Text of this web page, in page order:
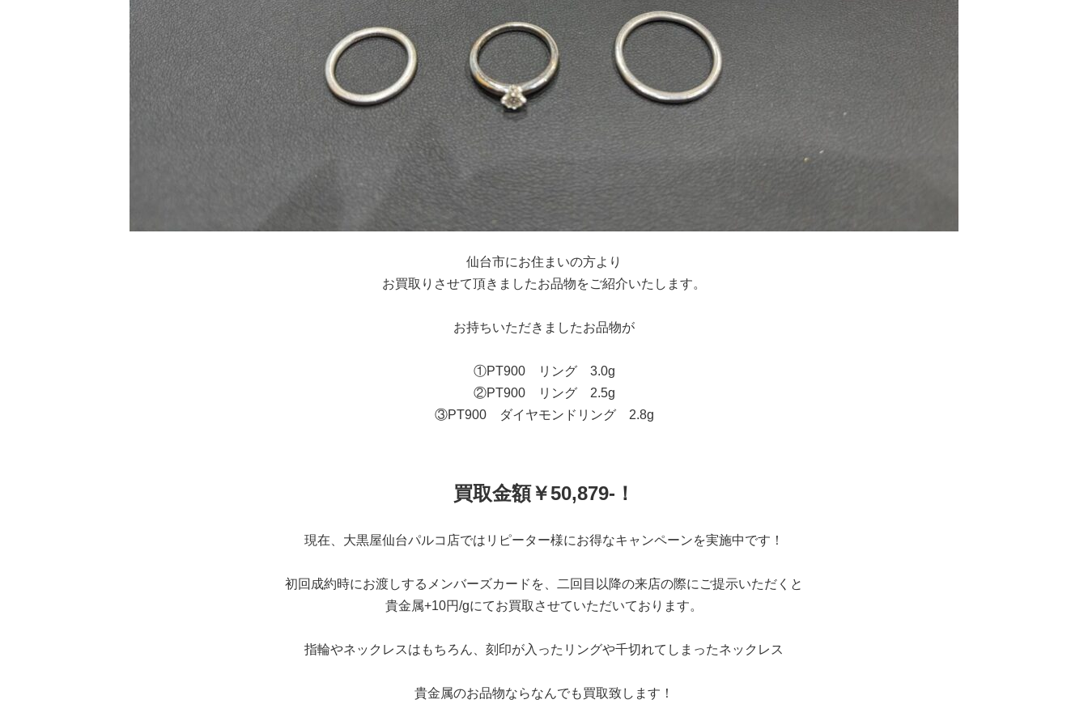
仙台市にお住まいの方より
お買取りさせて頂きましたお品物をご紹介いたします。
お持ちいただきましたお品物が
①PT900 リング 3.0g
②PT900 リング 2.5g
③PT900 ダイヤモンドリング 2.8g
買取金額￥50,879-！
現在、大黒屋仙台パルコ店ではリピーター様にお得なキャンペーンを実施中です！
初回成約時にお渡しするメンバーズカードを、二回目以降の来店の際にご提示いただくと
貴金属+10円/gにてお買取させていただいております。
指輪やネックレスはもちろん、刻印が入ったリングや千切れてしまったネックレス
貴金属のお品物ならなんでも買取致します！